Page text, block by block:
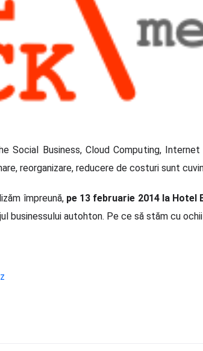
Social Business, Cloud Computing,
reorganizare, reducere de costuri sunt
împreună, pe 13 februarie 2014 la Hotel
businessului autohton. Pe ce să stăm cu